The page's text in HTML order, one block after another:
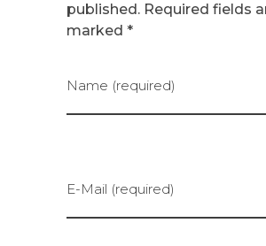
published. Required fields
marked *
Name (required)
E-Mail (required)